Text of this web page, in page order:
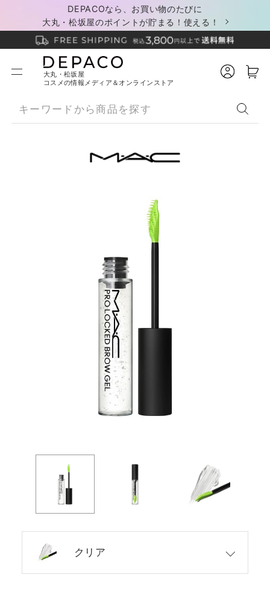
DEPACOなら、お買い物のたびに
大丸・松坂屋のポイントが貯まる！使える！
大丸・松坂屋
コスメの情報メディア＆オンラインストア
クリア